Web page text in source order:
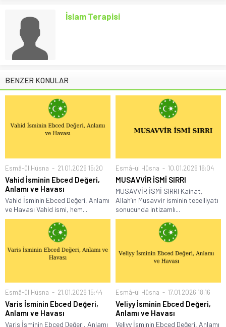
İslam Terapisi
BENZER KONULAR
Esmâ-ül Hüsna 21.01.2026 15:20
Vahid İsminin Ebced Değeri,
Anlamı ve Havası
Vahid İsminin Ebced Değeri, Anlamı
ve Havası Vahid ismi, hem...
Esmâ-ül Hüsna 10.01.2026 16:04
MUSAVVİR İSMİ SIRRI
MUSAVVİR İSMİ SIRRI Kainat,
Allah’ın Musavvir isminin tecelliyatı
sonucunda intizamlı...
Esmâ-ül Hüsna 21.01.2026 15:44
Varis İsminin Ebced Değeri,
Anlamı ve Havası
Varis İsminin Ebced Değeri, Anlamı
Esmâ-ül Hüsna 17.01.2026 18:16
Veliyy İsminin Ebced Değeri,
Anlamı ve Havası
Veliyy İsminin Ebced Değeri, Anlamı